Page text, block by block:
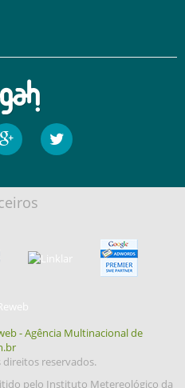
- Agência Multinacional de
reservados.
pelo Instituto Metereológico da